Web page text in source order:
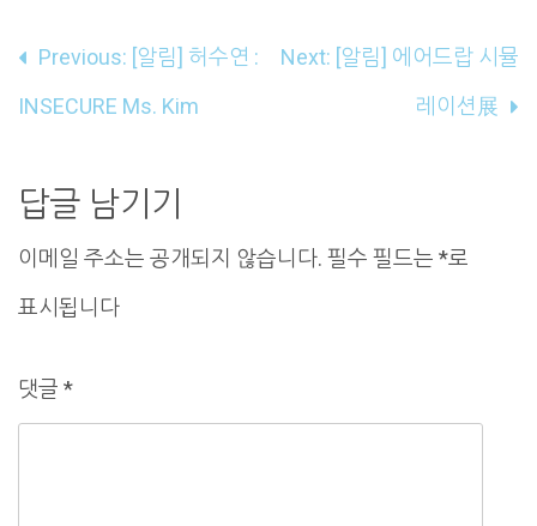
글
내
게
이
션
Previous: [알림] 허수연 :
INSECURE Ms. Kim
Next: [알림] 에어드랍 시뮬
레이션展
답글 남기기
이메일 주소는 공개되지 않습니다. 필수 필드는 *로
표시됩니다
댓글 *